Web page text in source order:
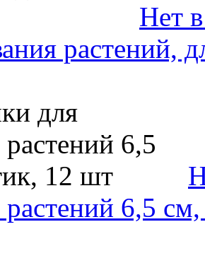
Нет
растений,
растений 6,5